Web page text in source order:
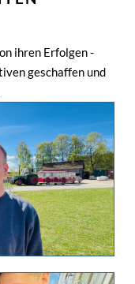
ihren Erfolgen -
geschaffen und